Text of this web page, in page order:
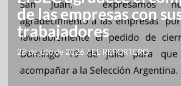
de las empresas con
trabajadores
28 de julio de 2026 /EL REPORTERO